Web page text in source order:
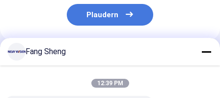
Plaudern
Empfohlene Produkte
Fang Sheng
12:39 PM